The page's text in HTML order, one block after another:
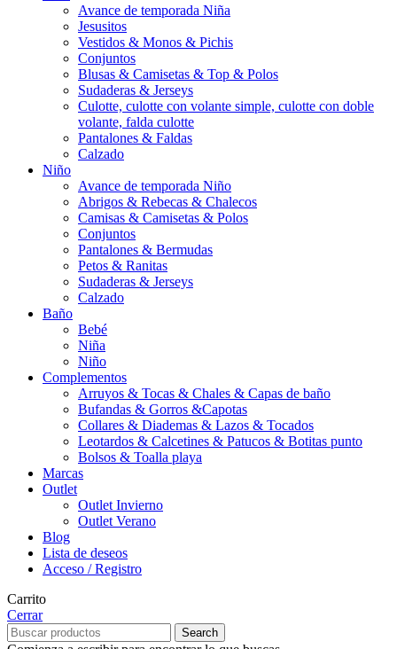
Avance de temporada Niña
Jesusitos
Vestidos & Monos & Pichis
Conjuntos
Blusas & Camisetas & Top & Polos
Sudaderas & Jerseys
Culotte, culotte con volante simple, culotte con doble
volante, falda culotte
Pantalones & Faldas
Calzado
Niño
Avance de temporada Niño
Abrigos & Rebecas & Chalecos
Camisas & Camisetas & Polos
Conjuntos
Pantalones & Bermudas
Petos & Ranitas
Sudaderas & Jerseys
Calzado
Baño
Bebé
Niña
Niño
Complementos
Arruyos & Tocas & Chales & Capas de baño
Bufandas & Gorros &Capotas
Collares & Diademas & Lazos & Tocados
Leotardos & Calcetines & Patucos & Botitas punto
Bolsos & Toalla playa
Marcas
Outlet
Outlet Invierno
Outlet Verano
Blog
Lista de deseos
Acceso / Registro
Carrito
Cerrar
Search